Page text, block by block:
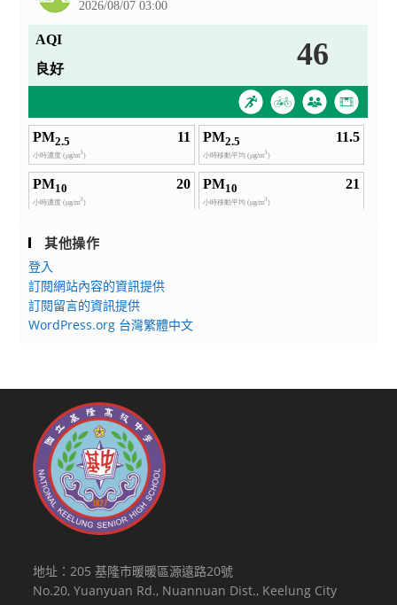
其他操作
登入
訂閱網站內容的資訊提供
訂閱留言的資訊提供
WordPress.org 台灣繁體中文
地址：205 基隆市暖暖區源遠路20號
No.20, Yuanyuan Rd., Nuannuan Dist., Keelung City